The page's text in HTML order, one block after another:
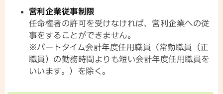
営利企業従事制限
任命権者の許可を受けなければ、営利企業への従
事をすることができません。
※パートタイム会計年度任用職員（常勤職員（正
職員）の勤務時間よりも短い会計年度任用職員を
いいます。）を除く。